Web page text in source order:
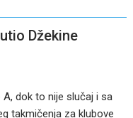
Džekine
dok to nije slučaj i sa
takmičenja za klubove